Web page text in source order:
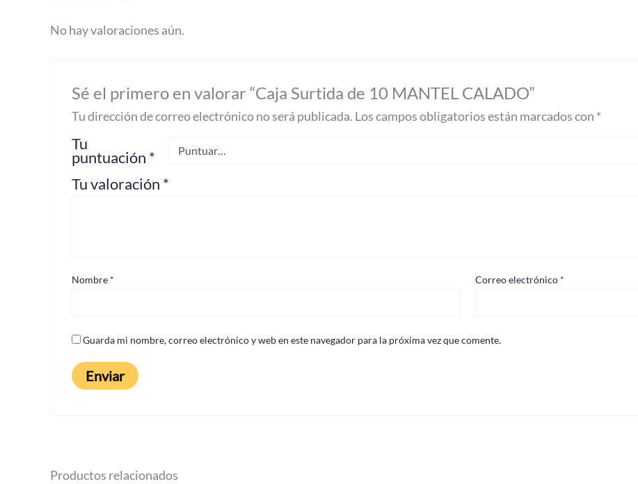
No hay valoraciones aún.
Sé el primero en valorar “Caja Surtida de 10 MANTEL CALADO”
Tu dirección de correo electrónico no será publicada. Los campos obligatorios están marcados con *
Tu
puntuación *
Tu valoración *
Nombre * Correo electrónico *
Guarda mi nombre, correo electrónico y web en este navegador para la próxima vez que comente.
Productos relacionados